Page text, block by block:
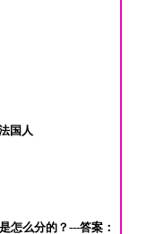
国人
怎么分的？---答案：